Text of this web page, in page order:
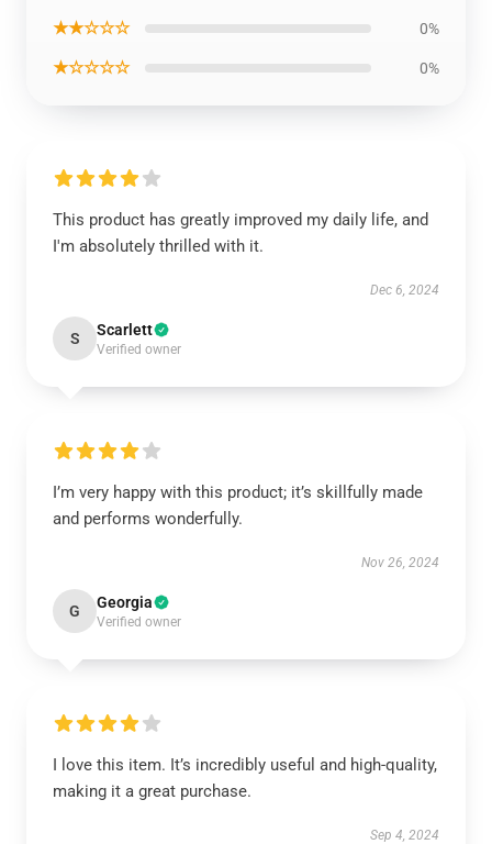
★★☆☆☆ 0%
★☆☆☆☆ 0%
This product has greatly improved my daily life, and
I'm absolutely thrilled with it.
Dec 6, 2024
S Scarlett
Verified owner
I’m very happy with this product; it’s skillfully made
and performs wonderfully.
Nov 26, 2024
G Georgia
Verified owner
I love this item. It’s incredibly useful and high-quality,
making it a great purchase.
Sep 4, 2024